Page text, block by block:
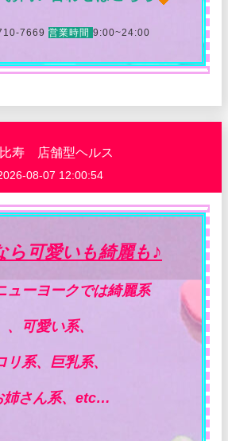
7669 営業時間 9:00~24:00
寿 店舗型ヘルス
08-07 12:00:54
ら可愛いも綺麗も ♪
ューヨークでは綺麗系
、可愛い系、
リ系、巨乳系、
姉さん系、etc…